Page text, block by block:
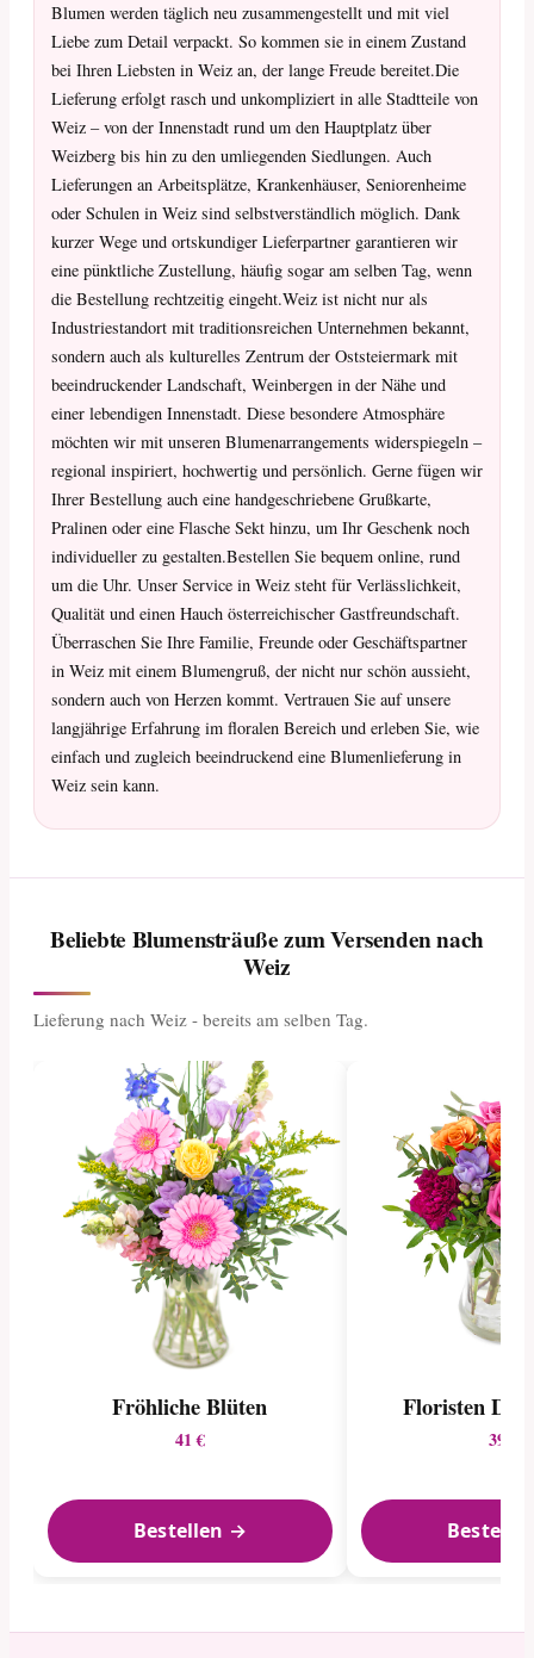
Blumen werden täglich neu zusammengestellt und mit viel
Liebe zum Detail verpackt. So kommen sie in einem Zustand
bei Ihren Liebsten in Weiz an, der lange Freude bereitet.Die
Lieferung erfolgt rasch und unkompliziert in alle Stadtteile von
Weiz – von der Innenstadt rund um den Hauptplatz über
Weizberg bis hin zu den umliegenden Siedlungen. Auch
Lieferungen an Arbeitsplätze, Krankenhäuser, Seniorenheime
oder Schulen in Weiz sind selbstverständlich möglich. Dank
kurzer Wege und ortskundiger Lieferpartner garantieren wir
eine pünktliche Zustellung, häufig sogar am selben Tag, wenn
die Bestellung rechtzeitig eingeht.Weiz ist nicht nur als
Industriestandort mit traditionsreichen Unternehmen bekannt,
sondern auch als kulturelles Zentrum der Oststeiermark mit
beeindruckender Landschaft, Weinbergen in der Nähe und
einer lebendigen Innenstadt. Diese besondere Atmosphäre
möchten wir mit unseren Blumenarrangements widerspiegeln –
regional inspiriert, hochwertig und persönlich. Gerne fügen wir
Ihrer Bestellung auch eine handgeschriebene Grußkarte,
Pralinen oder eine Flasche Sekt hinzu, um Ihr Geschenk noch
individueller zu gestalten.Bestellen Sie bequem online, rund
um die Uhr. Unser Service in Weiz steht für Verlässlichkeit,
Qualität und einen Hauch österreichischer Gastfreundschaft.
Überraschen Sie Ihre Familie, Freunde oder Geschäftspartner
in Weiz mit einem Blumengruß, der nicht nur schön aussieht,
sondern auch von Herzen kommt. Vertrauen Sie auf unsere
langjährige Erfahrung im floralen Bereich und erleben Sie, wie
einfach und zugleich beeindruckend eine Blumenlieferung in
Weiz sein kann.
Beliebte Blumensträuße zum Versenden nach
Weiz
Lieferung nach Weiz - bereits am selben Tag.
Fröhliche Blüten
41 €
Bestellen →
Floristen
39 €